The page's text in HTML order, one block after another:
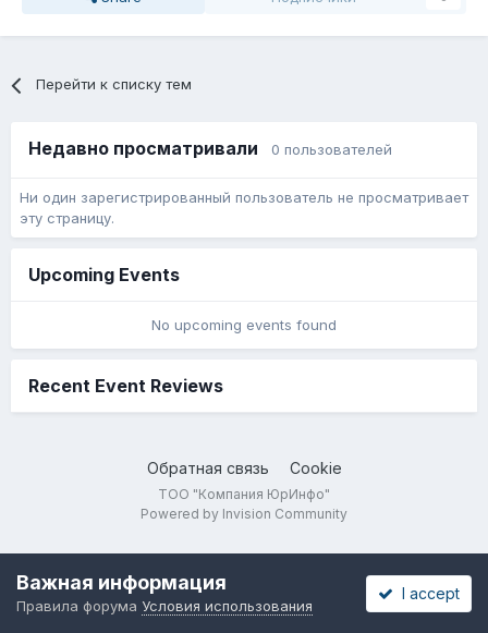
Перейти к списку тем
Недавно просматривали 0 пользователей
Ни один зарегистрированный пользователь не просматривает
эту страницу.
Upcoming Events
No upcoming events found
Recent Event Reviews
Обратная связь Cookie
ТОО "Компания ЮрИнфо"
Powered by Invision Community
Важная информация
Правила форума Условия использования
I accept